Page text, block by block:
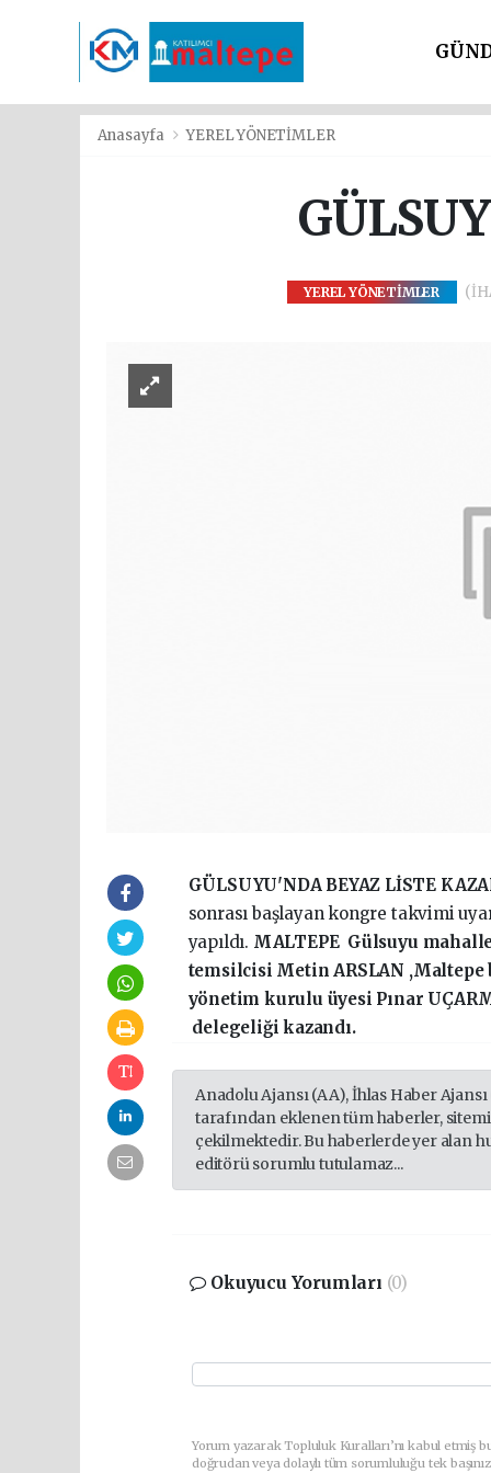
Anasayfa YEREL YÖNETİMLER
YEREL YÖNETİMLER
GÜLSUYU'NDA BEYAZ LİSTE
sonrası başlayan kongre takvimi
yapıldı. MALTEPE Gülsuyu
temsilcisi Metin ARSLAN ,Maltepe
yönetim kurulu üyesi Pınar
delegeliği kazandı.
Anadolu Ajansı (AA), İhlas Haber
tarafından eklenen tüm haberler,
çekilmektedir. Bu haberlerde yer alan
editörü sorumlu tutulamaz...
Okuyucu Yorumları (0)
Yorum yazarak Topluluk Kuralları’nı kabul etmiş
doğrudan veya dolaylı tüm sorumluluğu tek